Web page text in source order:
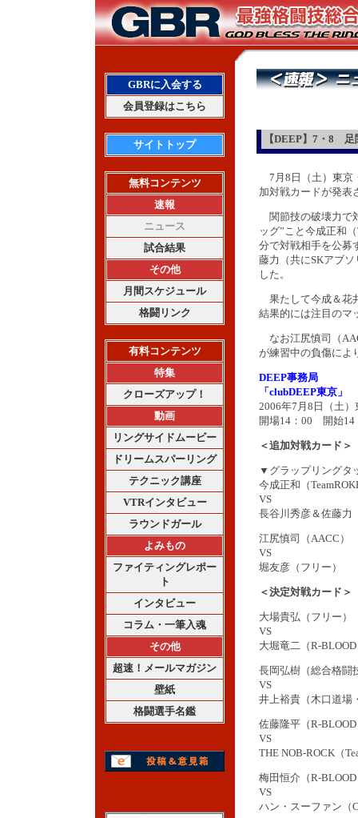
GBRに入会する
会員登録はこちら
サイトトップ
無料コンテンツ
速報
ニュース
試合結果
その他
月間スケジュール
格闘リンク
有料コンテンツ
特集
クローズアップ！
動画
リングサイドムービー
ドリームスパーリング
テクニック講座
VTRインタビュー
ラウンドガール
よみもの
ファイティングレポー
ト
インタビュー
コラム・一筆入魂
その他
超速！メールマガジン
壁紙
格闘選手名鑑
【DEEP】7・8 足
7月8日（土）東京
加対戦カードが発表
関節技の破壊力で
ッグ”こと今成正和
分で対戦相手を公募
藤力（共にSKアブ
した。
果たして今成＆花
結果的には注目のマ
なお江尻慎司（
が練習中の負傷によ
DEEP事務局
「clubDEEP東京」
2006年7月8日（土）
開場14：00 開始14
＜追加対戦カード＞
▼グラップリングタ
今成正和（
VS
長谷川秀彦＆佐藤力
江尻慎司（AACC）
VS
堀友彦（フリー）
＜決定対戦カード＞
大場貴弘（フリー）
VS
大堀竜二（R-
長岡弘樹（総合格闘
VS
井上裕貴（木口道場
佐藤隆平（R-
VS
THE NOB-ROCK（
梅田恒介（R-
VS
ハン・スーファン（